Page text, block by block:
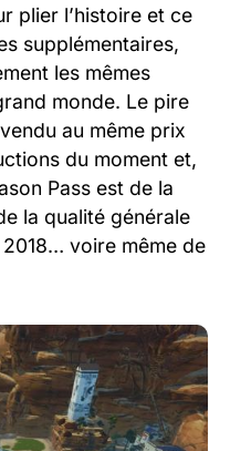
plier l’histoire et ce
supplémentaires,
les mêmes
monde. Le pire
au même prix
du moment et,
Pass est de la
la qualité générale
2018… voire même de